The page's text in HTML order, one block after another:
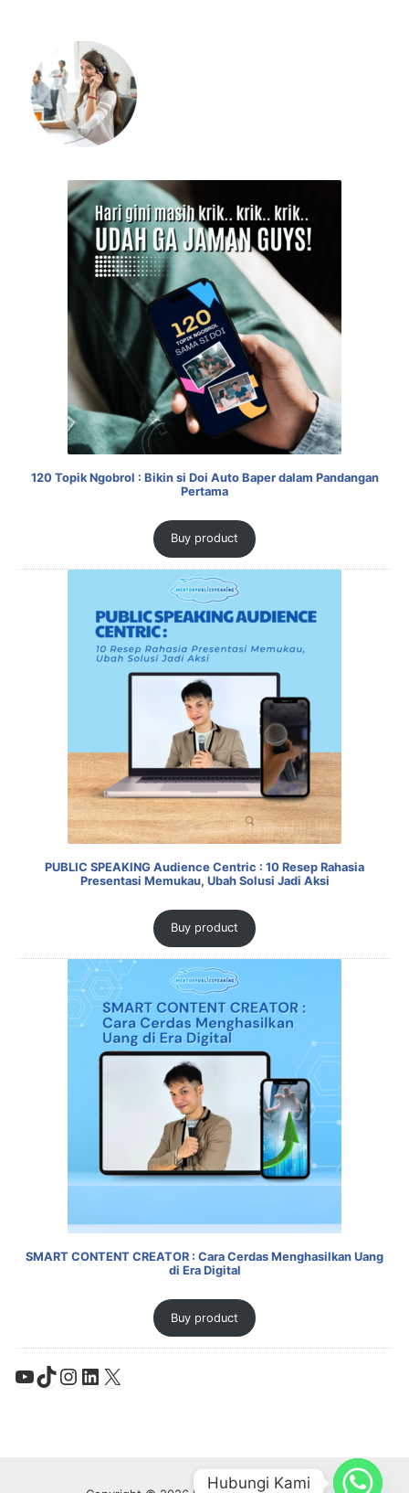
120 Topik Ngobrol : Bikin si Doi Auto Baper dalam Pandangan
Pertama
Buy product
PUBLIC SPEAKING Audience Centric : 10 Resep Rahasia
Presentasi Memukau, Ubah Solusi Jadi Aksi
Buy product
SMART CONTENT CREATOR : Cara Cerdas Menghasilkan Uang
di Era Digital
Buy product
YouTube
TikTok
Instagram
LinkedIn
X
Hubungi Kami